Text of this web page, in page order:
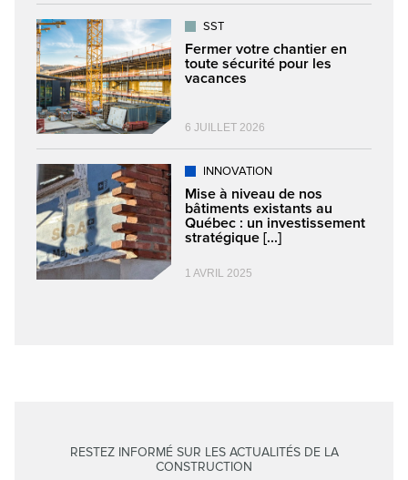
SST
Fermer votre chantier en
toute sécurité pour les
vacances
6 JUILLET 2026
INNOVATION
Mise à niveau de nos
bâtiments existants au
Québec : un investissement
stratégique [...]
1 AVRIL 2025
RESTEZ INFORMÉ SUR LES ACTUALITÉS DE LA
CONSTRUCTION